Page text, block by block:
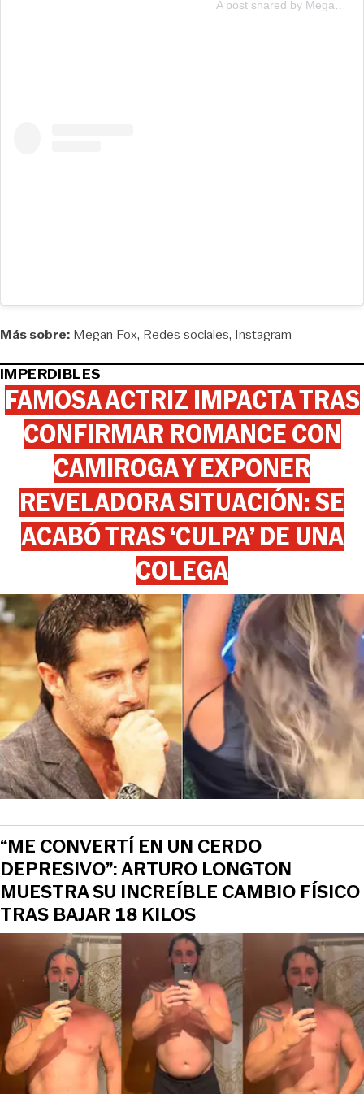
View this post on Instagram
Más sobre: Megan Fox Redes sociales Instagram
IMPERDIBLES
FAMOSA ACTRIZ IMPACTA TRAS
CONFIRMAR ROMANCE CON
CAMIROGA Y EXPONER
REVELADORA SITUACIÓN: SE
ACABÓ TRAS ‘CULPA’ DE UNA
COLEGA
“ME CONVERTÍ EN UN CERDO
DEPRESIVO”: ARTURO LONGTON
MUESTRA SU INCREÍBLE CAMBIO FÍSICO
TRAS BAJAR 18 KILOS